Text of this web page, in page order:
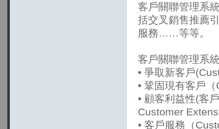
客戶關聯管理系
括交叉銷售推薦
服務……等等。
客戶關聯管理系
• 爭取新客戶
• 鞏固現有客戶
• 顧客利益性(客
Customer
• 客戶服務（